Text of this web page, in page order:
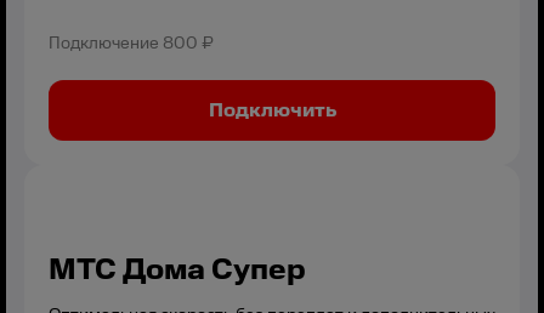
Подключение 800 ₽
Подключить
МТС Дома Супер